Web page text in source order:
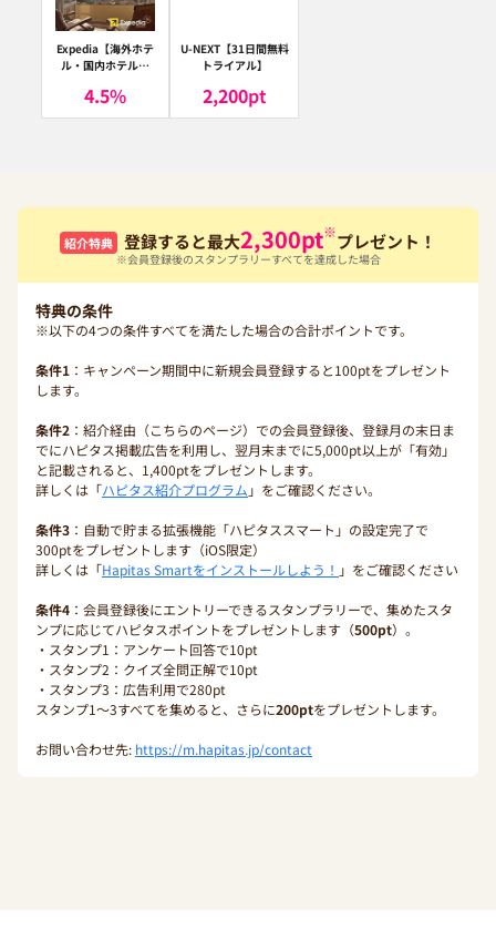
Expedia【海外ホテ
ル・国内ホテル予
ア）
4.5%
U-NEXT【31日間無料
トライアル】
2,200pt
紹介特典 登録すると最大2,300pt※プレゼント！
※会員登録後のスタンプラリーすべてを達成した場合
特典の条件
※以下の4つの条件すべてを満たした場合の合計ポイントです。
条件1 ：キャンペーン期間中に新規会員登録すると100ptをプレゼント
します。
条件2 ：紹介経由（こちらのページ）での会員登録後、登録月の末日ま
でにハピタス掲載広告を利用し、翌月末までに5,000pt以上が「有効」
と記載されると、1,400ptをプレゼントします。
詳しくは「ハピタス紹介プログラム 」をご確認ください。
条件3 ：自動で貯まる拡張機能「ハピタススマート」の設定完了で
300ptをプレゼントします（iOS限定）
詳しくは「Hapitas Smartをインストールしよう！ 」をご確認ください
条件4 ：会員登録後にエントリーできるスタンプラリーで、集めたスタ
ンプに応じてハピタスポイントをプレゼントします（500pt）。
・スタンプ1：アンケート回答で10pt
・スタンプ2：クイズ全問正解で10pt
・スタンプ3：広告利用で280pt
スタンプ1〜3すべてを集めると、さらに200ptをプレゼントします。
お問い合わせ先: https://m.hapitas.jp/contact